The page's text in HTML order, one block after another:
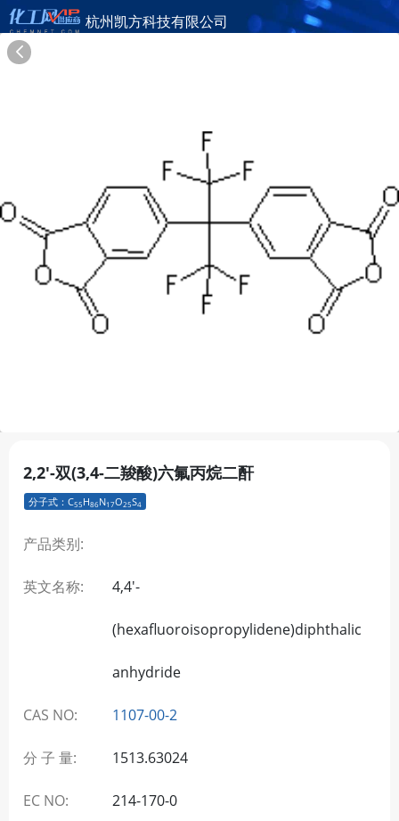
杭州凯方科技有限公司
杭州凯方科技有限公司
HANGZHOU CHEMPRO TECH CO., LTD.
2,2'-双(3,4-二羧酸)六氟丙烷二酐
分子式：C55H86N17O25S4
产品类别:
英文名称: 4,4'-
(hexafluoroisopropylidene)diphthalic
anhydride
CAS NO: 1107-00-2
分 子 量: 1513.63024
EC NO: 214-170-0